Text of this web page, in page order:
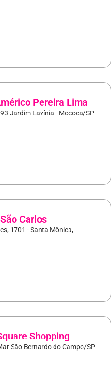
Pereira Lima
Jardim Lavínia - Mococa/SP
Carlos
1701 - Santa Mônica,
Shopping
São Bernardo do Campo/SP